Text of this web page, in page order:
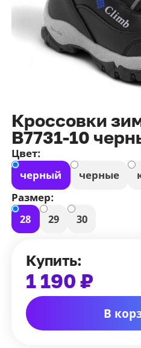
Кроссовки
В7731-10
Цвет:
черный
черные
Размер:
28
29 30
Купить:
1 190 ₽
В
данных
публичной
100 ₽100 ₽
Белый
42